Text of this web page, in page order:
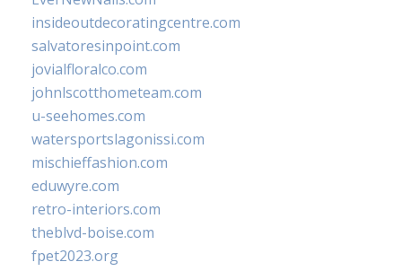
insideoutdecoratingcentre.com
salvatoresinpoint.com
jovialfloralco.com
johnlscotthometeam.com
u-seehomes.com
watersportslagonissi.com
mischieffashion.com
eduwyre.com
retro-interiors.com
theblvd-boise.com
fpet2023.org